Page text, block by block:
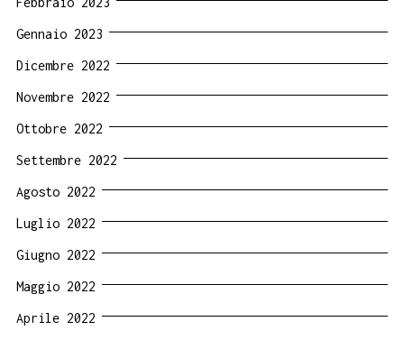
Gennaio 2023
Dicembre 2022
Novembre 2022
Ottobre 2022
Settembre 2022
Agosto 2022
Luglio 2022
Giugno 2022
Maggio 2022
Aprile 2022